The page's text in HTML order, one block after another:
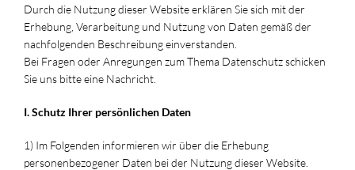
Durch die Nutzung dieser Website erklären Sie sich mit der
Erhebung, Verarbeitung und Nutzung von Daten gemäß der
nachfolgenden Beschreibung einverstanden.
Bei Fragen oder Anregungen zum Thema Datenschutz schicken
Sie uns bitte eine Nachricht.
I. Schutz Ihrer persönlichen Daten
1) Im Folgenden informieren wir über die Erhebung
personenbezogener Daten bei der Nutzung dieser Website.